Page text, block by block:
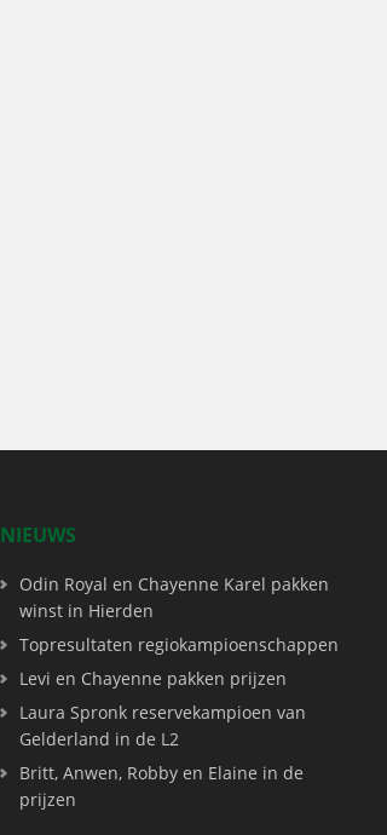
NIEUWS
Odin Royal en Chayenne Karel pakken
winst in Hierden
Topresultaten regiokampioenschappen
Levi en Chayenne pakken prijzen
Laura Spronk reservekampioen van
Gelderland in de L2
Britt, Anwen, Robby en Elaine in de
prijzen